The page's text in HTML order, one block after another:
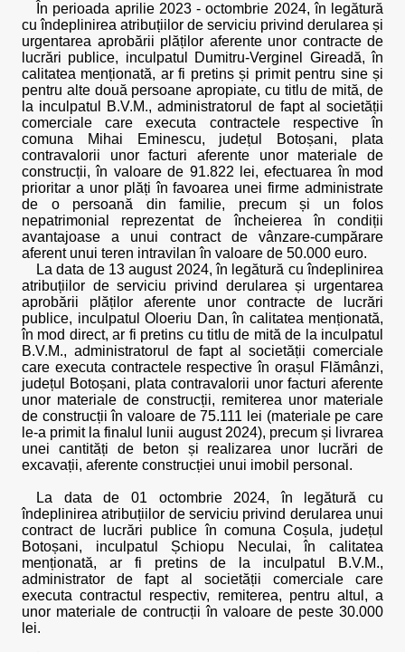
În perioada aprilie 2023 - octombrie 2024, în legătură
cu îndeplinirea atribuțiilor de serviciu privind derularea și
urgentarea aprobării plăților aferente unor contracte de
lucrări publice, inculpatul Dumitru-Verginel Gireadă, în
calitatea menționată, ar fi pretins și primit pentru sine și
pentru alte două persoane apropiate, cu titlu de mită, de
la inculpatul B.V.M., administratorul de fapt al societății
comerciale care executa contractele respective în
comuna Mihai Eminescu, județul Botoșani, plata
contravalorii unor facturi aferente unor materiale de
construcții, în valoare de 91.822 lei, efectuarea în mod
prioritar a unor plăți în favoarea unei firme administrate
de o persoană din familie, precum și un folos
nepatrimonial reprezentat de încheierea în condiții
avantajoase a unui contract de vânzare-cumpărare
aferent unui teren intravilan în valoare de 50.000 euro.
La data de 13 august 2024, în legătură cu îndeplinirea
atribuțiilor de serviciu privind derularea și urgentarea
aprobării plăților aferente unor contracte de lucrări
publice, inculpatul Oloeriu Dan, în calitatea menționată,
în mod direct, ar fi pretins cu titlu de mită de la inculpatul
B.V.M., administratorul de fapt al societății comerciale
care executa contractele respective în orașul Flămânzi,
județul Botoșani, plata contravalorii unor facturi aferente
unor materiale de construcții, remiterea unor materiale
de construcții în valoare de 75.111 lei (materiale pe care
le-a primit la finalul lunii august 2024), precum și livrarea
unei cantități de beton și realizarea unor lucrări de
excavații, aferente construcției unui imobil personal.
La data de 01 octombrie 2024, în legătură cu
îndeplinirea atribuțiilor de serviciu privind derularea unui
contract de lucrări publice în comuna Coșula, județul
Botoșani, inculpatul Șchiopu Neculai, în calitatea
menționată, ar fi pretins de la inculpatul B.V.M.,
administrator de fapt al societății comerciale care
executa contractul respectiv, remiterea, pentru altul, a
unor materiale de contrucții în valoare de peste 30.000
lei.